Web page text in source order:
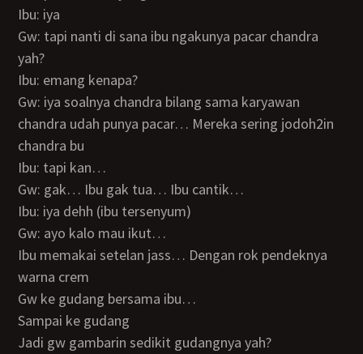
Ibu: iya
Gw: tapi nanti di sana ibu ngakunya pacar chandra
yah?
Ibu: emang kenapa?
Gw: iya soalnya chandra bilang sama karyawan
chandra udah punya pacar… Mereka sering jodoh2in
chandra bu
Ibu: tapi kan…
Gw: gak… Ibu gak tua… Ibu cantik…
Ibu: iya dehh (ibu tersenyum)
Gw: ayo kalo mau ikut…
Ibu memakai setelan jass… Dengan rok pendeknya
warna crem
Gw ke gudang bersama ibu…
Sampai ke gudang
Jadi gw gambarin sedikit gudangnya yah?